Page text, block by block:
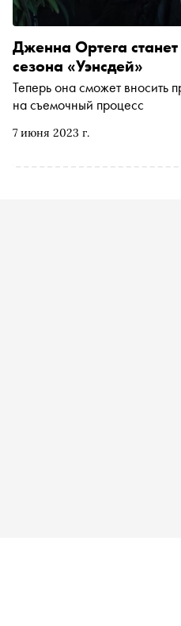
7 июня 2023 г.
Дженна Ортега
сезона «Уэнсдей»
Теперь она сможет вносить
на съемочный процесс